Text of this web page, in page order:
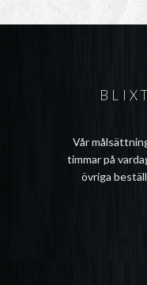
Vår
timmar på
övriga